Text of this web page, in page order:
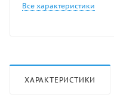
Все характеристики
ХАРАКТЕРИСТИКИ